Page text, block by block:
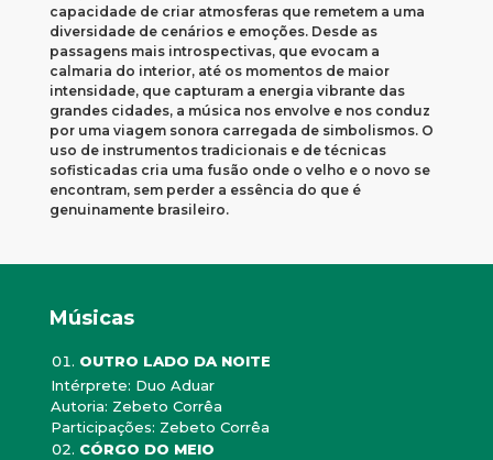
capacidade de criar atmosferas que remetem a uma
diversidade de cenários e emoções. Desde as
passagens mais introspectivas, que evocam a
calmaria do interior, até os momentos de maior
intensidade, que capturam a energia vibrante das
grandes cidades, a música nos envolve e nos conduz
por uma viagem sonora carregada de simbolismos. O
uso de instrumentos tradicionais e de técnicas
sofisticadas cria uma fusão onde o velho e o novo se
encontram, sem perder a essência do que é
genuinamente brasileiro.
Músicas
OUTRO LADO DA NOITE
Intérprete: Duo Aduar
Autoria: Zebeto Corrêa
Participações: Zebeto Corrêa
CÓRGO DO MEIO